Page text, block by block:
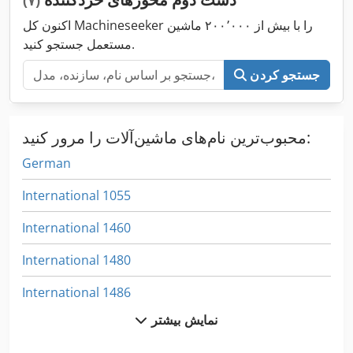
اکنون کل Machineseeker را با بیش از ۲۰۰٬۰۰۰ ماشین
مستعمل جستجو کنید.
جستجو کردن
محبوب‌ترین نام‌های ماشین‌آلات را مرور کنید:
German
International 1055
International 1460
International 1480
International 1486
نمایش بیشتر